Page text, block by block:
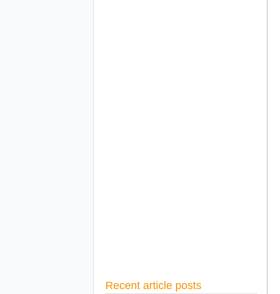
Recent article posts